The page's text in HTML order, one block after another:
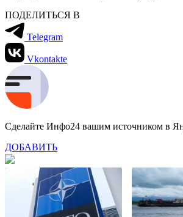
ПОДЕЛИТЬСЯ В
Telegram
Vkontakte
Сделайте Инфо24 вашим источником в
ДОБАВИТЬ